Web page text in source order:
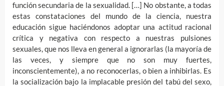
función secundaria de la sexualidad. […] No obstante, a todas
estas constataciones del mundo de la ciencia, nuestra
educación sigue haciéndonos adoptar una actitud racional
crítica y negativa con respecto a nuestras pulsiones
sexuales, que nos lleva en general a ignorarlas (la mayoría de
las veces, y siempre que no son muy fuertes,
inconscientemente), a no reconocerlas, o bien a inhibirlas. Es
la socialización bajo la implacable presión del tabú del sexo,